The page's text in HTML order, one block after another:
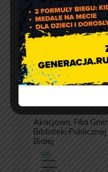
wt. – pt.: 7:30 –